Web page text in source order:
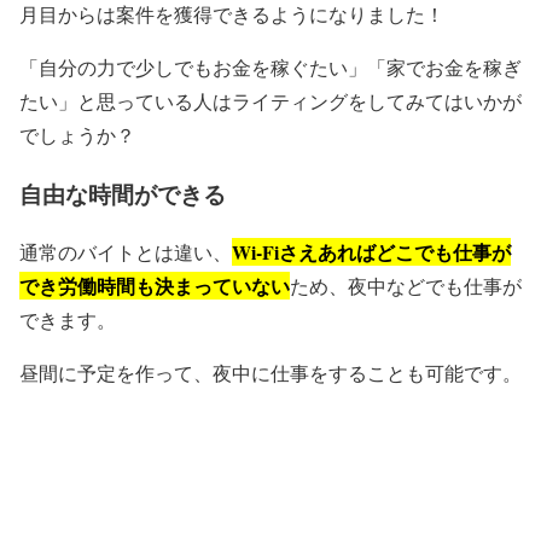
月目からは案件を獲得できるようになりました！
「自分の力で少しでもお金を稼ぐたい 」「家でお金を稼ぎ
たい 」と思っている人はライティングをしてみてはいかが
でしょうか？
自由な時間ができる
通常のバイトとは違い、 Wi-Fiさえあればどこでも仕事が
でき労働時間も決まっていないため、夜中などでも仕事が
できます。
昼間に予定を作って、夜中に仕事をすることも可能です。